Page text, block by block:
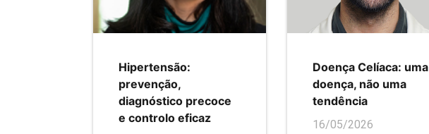
Hipertensão:
prevenção,
diagnóstico precoce
e controlo eficaz
Doença Celíaca: uma
doença, não uma
tendência
16/05/2026